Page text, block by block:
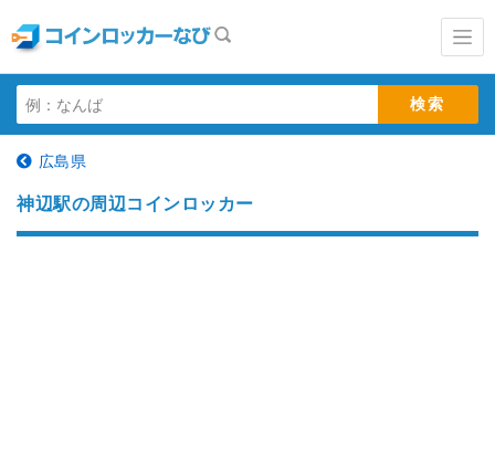
広島県
神辺駅の周辺コインロッカー